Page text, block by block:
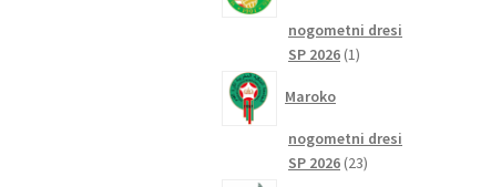
nogometni dresi
SP 2026 11
Maroko
nogometni dresi
SP 2026 2323